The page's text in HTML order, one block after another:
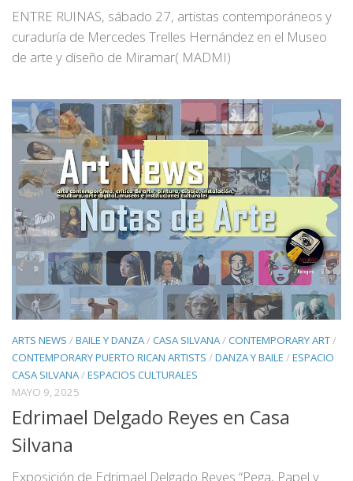
ENTRE RUINAS, sábado 27, artistas contemporáneos y
curaduría de Mercedes Trelles Hernández en el Museo
de arte y diseño de Miramar( MADMI)
ARTS NEWS /BAILE Y DANZA/CASA SILVANA/CONTEMPORARY ART/
CONTEMPORARY PUERTO RICAN ARTISTS /DANZA Y BAILE /ESPACIO
CASA SILVANA/ESPACIOS CULTURALES
MAYO 9, 2025
Edrimael Delgado Reyes en Casa
Silvana
Exposición de Edrimael Delgado Reyes “Pega, Papel y